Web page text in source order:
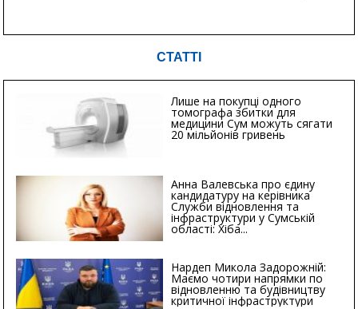
СТАТТІ
Лише на покупці одного
томографа збитки для
медицини Сум можуть сягати
20 мільйонів гривень
Анна Валевська про єдину
кандидатуру на керівника
Служби відновлення та
інфраструктури у Сумській
області: Хіба...
Нардеп Микола Задорожній:
Маємо чотири напрямки по
відновленню та будівництву
критичної інфраструктури